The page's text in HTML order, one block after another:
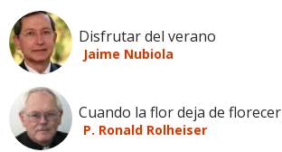
Disfrutar del verano
Jaime Nubiola
Cuando la flor deja de florecer
P. Ronald Rolheiser